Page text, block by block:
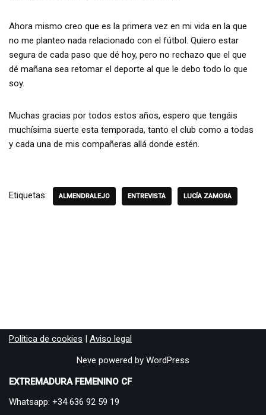
Ahora mismo creo que es la primera vez en mi vida en la que
no me planteo nada relacionado con el fútbol. Quiero estar
segura de cada paso que dé hoy, pero no rechazo que el que
dé mañana sea retomar el deporte al que le debo todo lo que
soy.
Muchas gracias por todos estos años, espero que tengáis
muchísima suerte esta temporada, tanto el club como a todas
y cada una de mis compañeras allá donde estén.
Etiquetas: ALMENDRALEJO ENTREVISTA LUCÍA ZAMORA
Política de cookies | Aviso legal
Neve powered by WordPress
EXTREMADURA FEMENINO CF
Whatsapp: +34 636 92 59 19